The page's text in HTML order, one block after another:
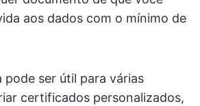
aos dados com o mínimo de
pode ser útil para várias
certificados personalizados,